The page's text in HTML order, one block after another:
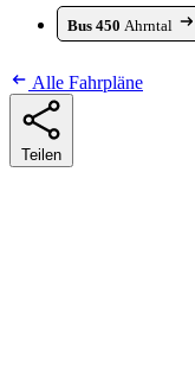
Bus 450 Ahrntal
Alle Fahrpläne
Teilen